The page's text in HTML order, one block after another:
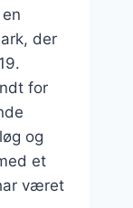
der
for
og
et
været